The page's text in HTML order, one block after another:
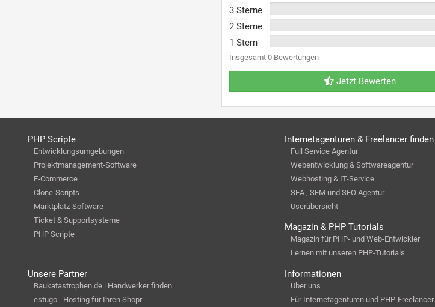
3 Sterne
2 Sterne
1 Stern
Insgesamt 0 Bewertungen
Jetzt Bewerten
PHP Scripte
Entwicklungsumgebungen
Projektmanagement-Software
E-Commerce
Clone-Scripts
Marktplatz-Software
Ticket & Supportsysteme
PHP Scripte
Internetagenturen & Freelancer finden
Full Service Agentur
Webentwicklung & Softwareagentur
Webhosting & IT-Service
SEA , SEM und SEO Agentur
Userübersicht
Magazin & PHP Tutorials
Magazin für PHP- und Web-Entwickler
Lernen mit unseren PHP-Tutorials
Unsere Partner
Baukatastrophen.de | Handwerker finden
estugo - Hosting für Ihren Shopr
Informationen
Über uns
Für Internetagenturen und PHP-Freelancer